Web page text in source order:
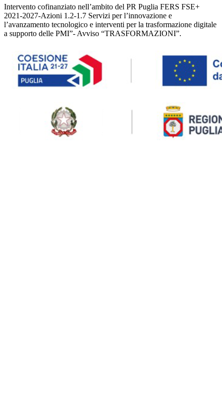
Intervento cofinanziato nell’ambito del PR Puglia FERS FSE+
2021-2027-Azioni 1.2-1.7 Servizi per l’innovazione e
l’avanzamento tecnologico e interventi per la trasformazione digitale
a supporto delle PMI”- Avviso “TRASFORMAZIONI”.